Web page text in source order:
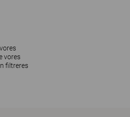
vores
filtreres